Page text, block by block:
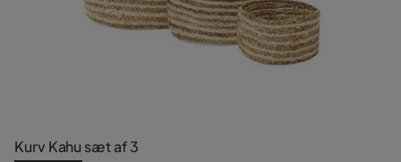
Kurv Kahu sæt af 3